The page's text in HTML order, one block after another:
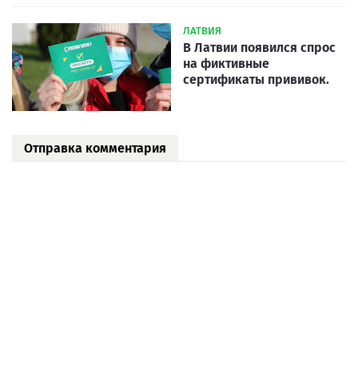
ЛАТВИЯ
В Латвии появился спрос
на фиктивные
сертификаты прививок.
Отправка комментария